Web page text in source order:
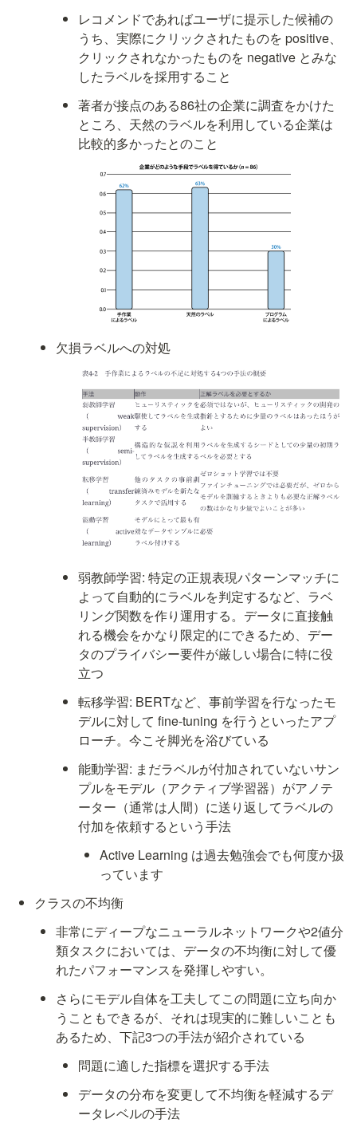
レコメンドであればユーザに提示した候補の
うち、実際にクリックされたものを positive、
クリックされなかったものを negative とみな
したラベルを採用すること
著者が接点のある86社の企業に調査をかけた
ところ、天然のラベルを利用している企業は
比較的多かったとのこと
欠損ラベルへの対処
弱教師学習: 特定の正規表現パターンマッチに
よって自動的にラベルを判定するなど、ラベ
リング関数を作り運用する。データに直接触
れる機会をかなり限定的にできるため、デー
タのプライバシー要件が厳しい場合に特に役
立つ
転移学習: BERTなど、事前学習を行なったモ
デルに対して fine-tuning を行うといったアプ
ローチ。今こそ脚光を浴びている
能動学習: まだラベルが付加されていないサン
プルをモデル（アクティブ学習器）がアノテ
ーター（通常は人間）に送り返してラベルの
付加を依頼するという手法
Active Learning は過去勉強会でも何度か扱
っています
クラスの不均衡
非常にディープなニューラルネットワークや2値分
類タスクにおいては、データの不均衡に対して優
れたパフォーマンスを発揮しやすい。
さらにモデル自体を工夫してこの問題に立ち向か
うこともできるが、それは現実的に難しいことも
あるため、下記3つの手法が紹介されている
問題に適した指標を選択する手法
データの分布を変更して不均衡を軽減するデ
ータレベルの手法